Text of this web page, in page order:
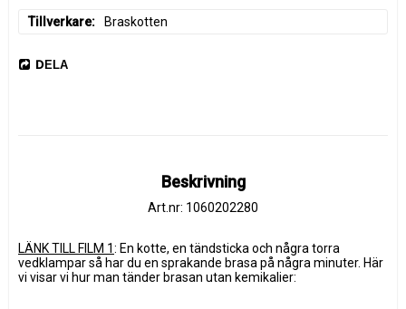
Tillverkare Braskotten
DELA
Beskrivning
Art.nr: 1060202280
LÄNK TILL FILM 1: En kotte, en tändsticka och några torra
vedklampar så har du en sprakande brasa på några minuter. Här
vi visar vi hur man tänder brasan utan kemikalier: